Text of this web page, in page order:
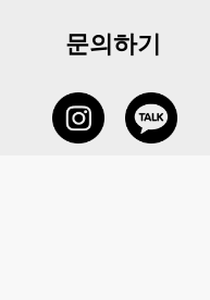
문의하기